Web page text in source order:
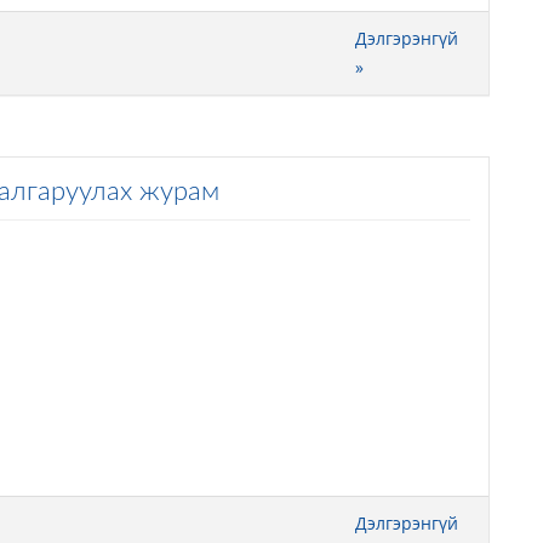
Дэлгэрэнгүй
»
журам
Дэлгэрэнгүй